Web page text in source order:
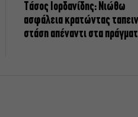
Tάσος Ιορδανίδης: Νιώθω
ασφάλεια κρατώντας
στάση απέναντι στα